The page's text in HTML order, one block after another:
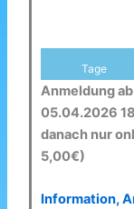
Tage
Anmeldung
05.04.2026
danach nur
5,00€)
Information,